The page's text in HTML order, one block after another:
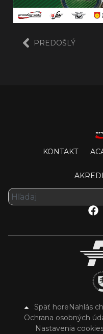
PREDOŠLÝ
KONTAKT
Späť horeNahlás
Ochrana osobných
Nastavenia